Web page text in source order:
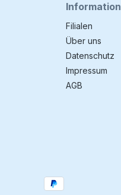
Information
Filialen
Über uns
Datenschutz
Impressum
AGB